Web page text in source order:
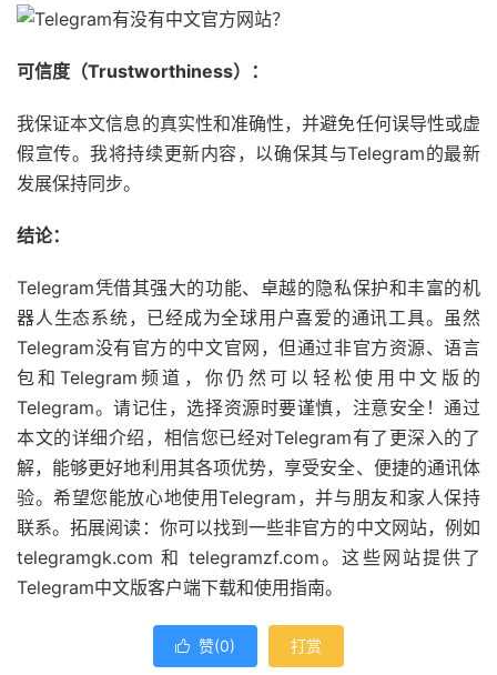
可信度（Trustworthiness）：
我保证本文信息的真实性和准确性，并避免任何误导性或虚
假宣传。我将持续更新内容，以确保其与Telegram的最新
发展保持同步。
结论：
Telegram凭借其强大的功能、卓越的隐私保护和丰富的机
器人生态系统，已经成为全球用户喜爱的通讯工具。虽然
Telegram没有官方的中文官网，但通过非官方资源、语言
包和Telegram频道，你仍然可以轻松使用中文版的
Telegram。请记住，选择资源时要谨慎，注意安全！通过
本文的详细介绍，相信您已经对Telegram有了更深入的了
解，能够更好地利用其各项优势，享受安全、便捷的通讯体
验。希望您能放心地使用Telegram，并与朋友和家人保持
联系。拓展阅读：你可以找到一些非官方的中文网站，例如
telegramgk.com 和 telegramzf.com。这些网站提供了
Telegram中文版客户端下载和使用指南。
 赞(0) 打赏